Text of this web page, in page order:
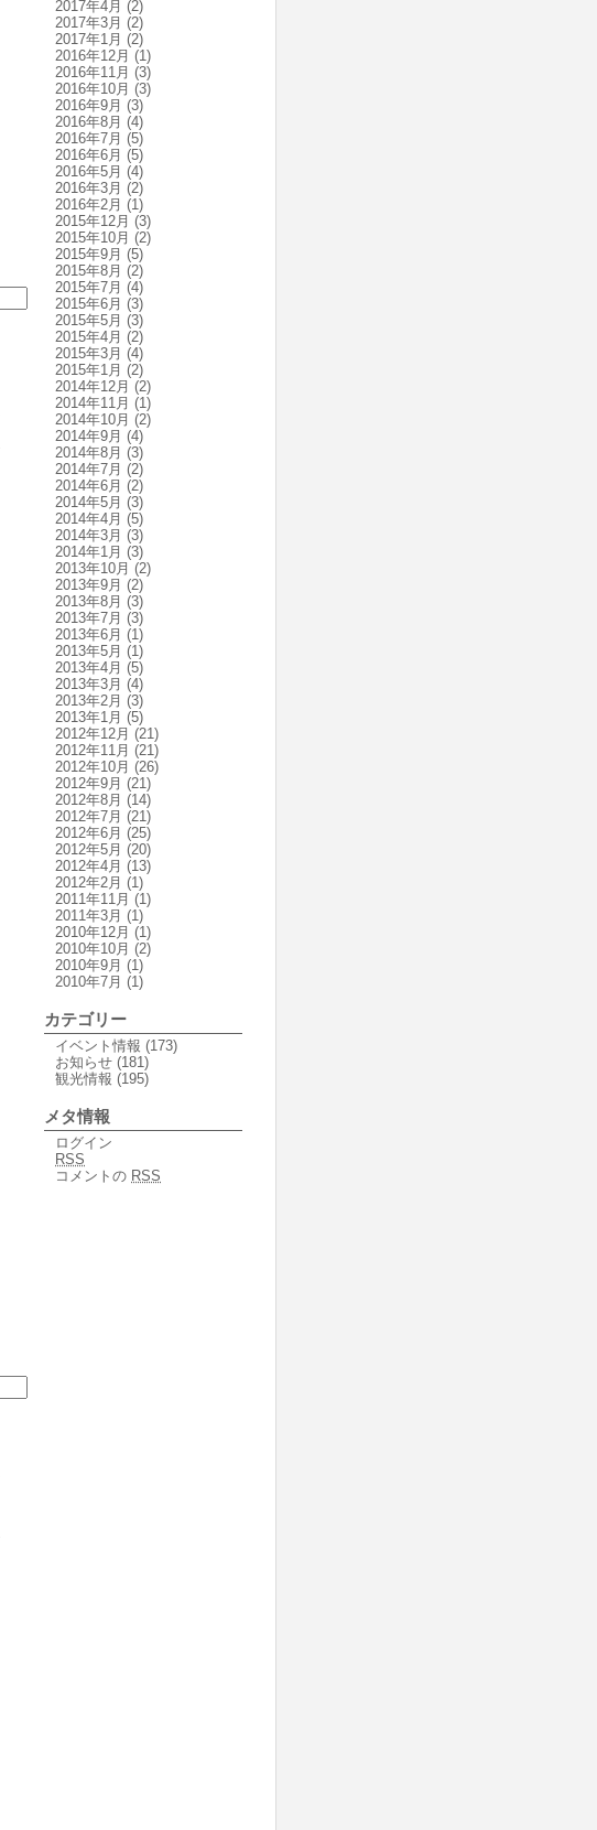
2017年4月 (2)
2017年3月 (2)
2017年1月 (2)
2016年12月 (1)
2016年11月 (3)
2016年10月 (3)
2016年9月 (3)
2016年8月 (4)
2016年7月 (5)
2016年6月 (5)
2016年5月 (4)
2016年3月 (2)
2016年2月 (1)
2015年12月 (3)
2015年10月 (2)
2015年9月 (5)
2015年8月 (2)
2015年7月 (4)
2015年6月 (3)
2015年5月 (3)
2015年4月 (2)
2015年3月 (4)
2015年1月 (2)
2014年12月 (2)
2014年11月 (1)
2014年10月 (2)
2014年9月 (4)
2014年8月 (3)
2014年7月 (2)
2014年6月 (2)
2014年5月 (3)
2014年4月 (5)
2014年3月 (3)
2014年1月 (3)
2013年10月 (2)
2013年9月 (2)
2013年8月 (3)
2013年7月 (3)
2013年6月 (1)
2013年5月 (1)
2013年4月 (5)
2013年3月 (4)
2013年2月 (3)
2013年1月 (5)
2012年12月 (21)
2012年11月 (21)
2012年10月 (26)
2012年9月 (21)
2012年8月 (14)
2012年7月 (21)
2012年6月 (25)
2012年5月 (20)
2012年4月 (13)
2012年2月 (1)
2011年11月 (1)
2011年3月 (1)
2010年12月 (1)
2010年10月 (2)
2010年9月 (1)
2010年7月 (1)
カテゴリー
イベント情報 (173)
お知らせ (181)
観光情報 (195)
メタ情報
ログイン
RSS
コメントの RSS